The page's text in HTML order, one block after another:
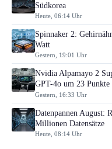
Südkorea
Heute, 06:14 Uhr
Spinnaker 2:
Watt
Gestern, 19:01 Uhr
Nvidia Alpamayo 2
GPT-4o um 23 Punkte
Gestern, 16:33 Uhr
Datenpannen August:
Millionen Datensätze
Heute, 08:14 Uhr